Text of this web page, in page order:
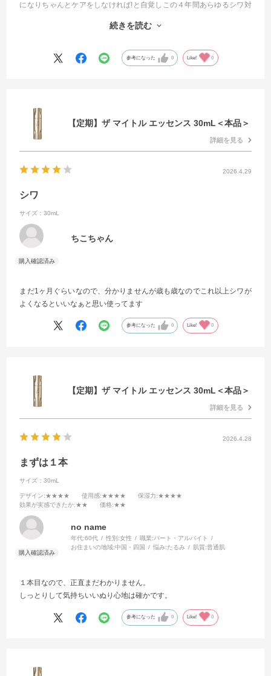
になりちゃんとケアをしなければ!と自覚しこの４年間あらゆるシワ対
今回もそんな感じで試してみました。
もう他を試したりする事が無くなりました。
これからはずっと使い続けて行きます
続きを読む
参考になった 0 Like! 0
【定期】ザ マイトル エッセンス 30mL＜本品＞
詳細を見る
2026.4.29
シワ
サイズ：30mL
ちこちゃん
まだ1ヶ月ぐらいなので、分かりませんが歳も歳なのでこれ以上シワが
よくなるといいなぁと思い使ってます
参考になった 0 Like! 0
【定期】ザ マイトル エッセンス 30mL＜本品＞
詳細を見る
2026.4.28
まずは１本
サイズ：30mL
デザイン:★★★★ 使用感:★★★★ 保湿力:★★★★
効果が実感できたか:★★ 価格:★★
no name
年代:60代 性別:女性 職業:パート・アルバイト
お住まいの地域:中国・四国 悩み:たるみ 肌質:普通肌
１本目なので、正直まだわかりません。
しっとりして気持ちいいぬり心地は確かです。
参考になった 0 Like! 0